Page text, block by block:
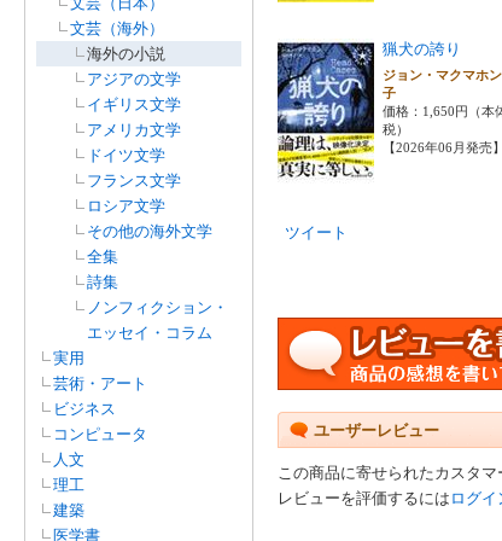
文芸（海外）
海外の小説
アジアの文学
イギリス文学
アメリカ文学
ドイツ文学
フランス文学
ロシア文学
その他の海外文学
全集
詩集
ノンフィクション・
エッセイ・コラム
実用
芸術・アート
ビジネス
コンピュータ
人文
理工
建築
医学書
猟犬の誇り
ジョン・マクマホ
子
価格：1,650円（本
税）
【2026年06月発売】
ツイート
ユーザーレビュー
この商品に寄せられたカスタ
レビューを評価するには ログイ